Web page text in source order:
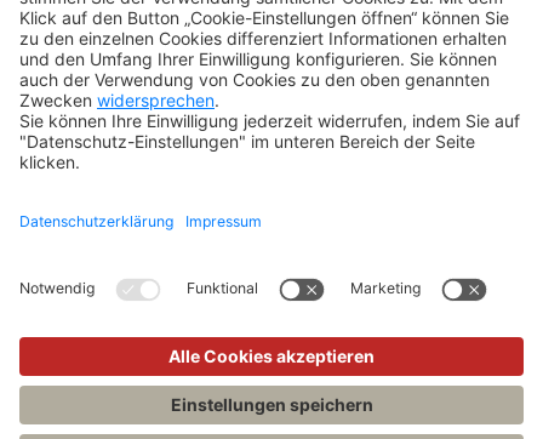
Widerruf
SONSTIGES
Impressum
Datenschutz
Rechtliches
Kontakt
Copyright 2026 Verlag C.H.Beck GmbH & Co. KG